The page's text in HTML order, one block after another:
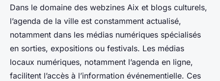
Dans le domaine des webzines Aix et blogs culturels,
l’agenda de la ville est constamment actualisé,
notamment dans les médias numériques spécialisés
en sorties, expositions ou festivals. Les médias
locaux numériques, notamment l’agenda en ligne,
facilitent l’accès à l’information événementielle. Ces